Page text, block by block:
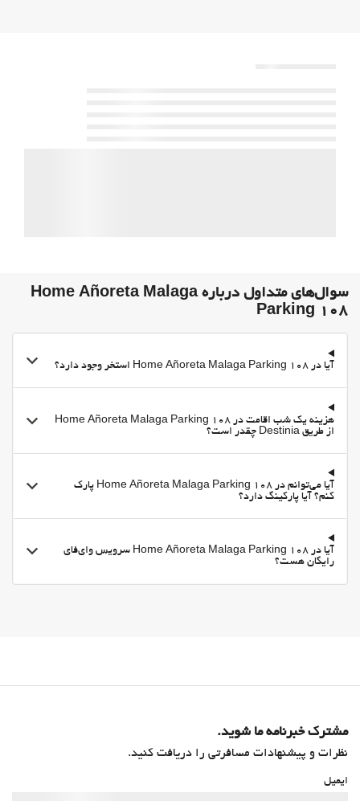
سوال‌های متداول درباره Home Añoreta Malaga
Parking 108
آیا در Home Añoreta Malaga Parking 108 استخر وجود دارد؟
هزینه یک شب اقامت در Home Añoreta Malaga Parking 108
از طریق Destinia چقدر است؟
آیا می‌توانم در Home Añoreta Malaga Parking 108 پارک
کنم؟ آیا پارکینگ دارد؟
آیا در Home Añoreta Malaga Parking 108 سرویس وای‌فای
رایگان هست؟
مشترک خبرنامه ما شوید.
نظرات و پیشنهادات مسافرتی را دریافت کنید.
ایمیل